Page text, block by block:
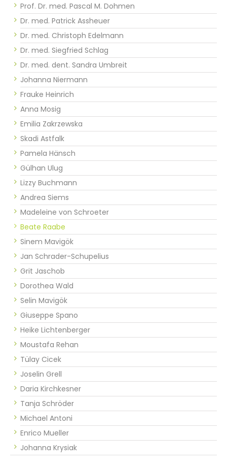
Prof. Dr. med. Pascal M. Dohmen
Dr. med. Patrick Assheuer
Dr. med. Christoph Edelmann
Dr. med. Siegfried Schlag
Dr. med. dent. Sandra Umbreit
Johanna Niermann
Frauke Heinrich
Anna Mosig
Emilia Zakrzewska
Skadi Astfalk
Pamela Hänsch
Gülhan Ulug
Lizzy Buchmann
Andrea Siems
Madeleine von Schroeter
Beate Raabe
Sinem Mavigök
Jan Schrader-Schupelius
Grit Jaschob
Dorothea Wald
Selin Mavigök
Giuseppe Spano
Heike Lichtenberger
Moustafa Rehan
Tülay Cicek
Joselin Grell
Daria Kirchkesner
Tanja Schröder
Michael Antoni
Enrico Mueller
Johanna Krysiak